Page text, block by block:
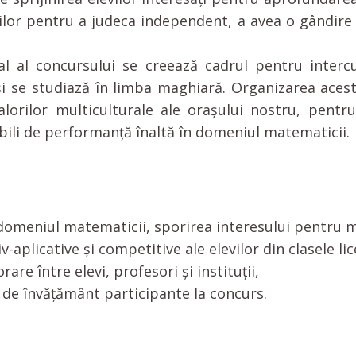
pentru a judeca independent, a avea o
al concursului se creează cadrul pentru
studiază în limba maghiară. Organizarea
multiculturale ale orașului nostru,
de performanță înaltă în domeniul matematicii.
matematicii, sporirea interesului pentru
aplicative și competitive ale elevilor din clasele
între elevi, profesori și instituții,
învăţământ participante la concurs.